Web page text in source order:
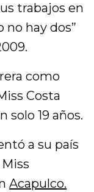
trabajos en
hay dos”
como
Costa
solo 19 años.
a su país
Acapulco.